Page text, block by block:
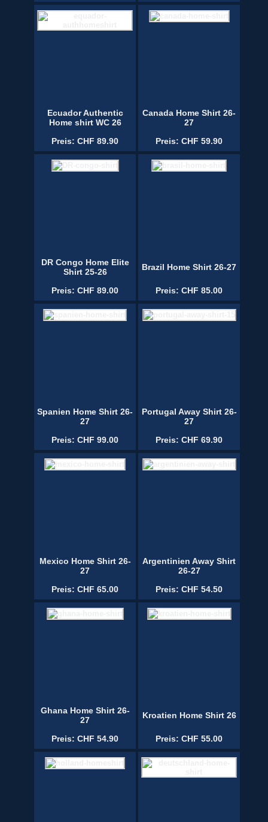
Ecuador Authentic
Home shirt WC 26
Preis: CHF 89.90
Canada Home Shirt 26-
27
Preis: CHF 59.90
DR Congo Home Elite
Shirt 25-26
Preis: CHF 89.00
Brazil Home Shirt 26-27
Preis: CHF 85.00
Spanien Home Shirt 26-
27
Preis: CHF 99.00
Portugal Away Shirt 26-
27
Preis: CHF 69.90
Mexico Home Shirt 26-
27
Preis: CHF 65.00
Argentinien Away Shirt
26-27
Preis: CHF 54.50
Ghana Home Shirt 26-
27
Preis: CHF 54.90
Kroatien Home Shirt 26
Preis: CHF 55.00